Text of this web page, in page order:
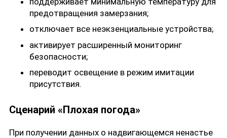
предотвращения замерзания;
отключает все неэкзенциальные устройства;
активирует расширенный мониторинг
безопасности;
переводит освещение в режим имитации
присутствия.
Сценарий «Плохая погода»
При получении данных о надвигающемся ненастье